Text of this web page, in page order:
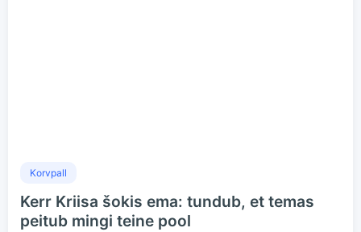
Korvpall
Kerr Kriisa šokis ema: tundub, et temas
peitub mingi teine pool